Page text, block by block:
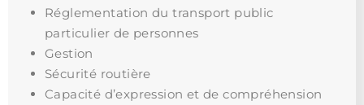
Réglementation du transport public
particulier de personnes
Gestion
Sécurité routière
Capacité d’expression et de compréhension